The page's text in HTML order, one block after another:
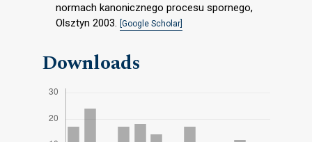
normach kanonicznego procesu spornego,
Olsztyn 2003. [Google Scholar]
Downloads